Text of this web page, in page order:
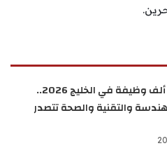
أكثر من 28 ألف وظيفة في الخليج 2026..
والتقنية والصحة تتصدر